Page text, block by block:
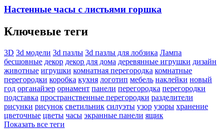
Настенные часы с листьями горшка
Ключевые теги
3D 3d модели 3d пазлы 3d пазлы для лобзика Лампа
бесшовные декор декор для дома деревянные игрушки дизайн
животные игрушки комнатная перегородка комнатные
перегородки коробка кухня логотип мебель наклейки новый
год органайзер орнамент панели перегородка перегородки
подставка пространственные перегородки разделители
рисунки рисунок светильник силуэты узор узоры хранение
цветочные цветы часы экранные панели ящик
Показать все теги